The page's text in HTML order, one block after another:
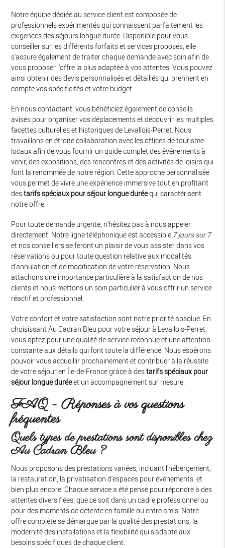
Notre équipe dédiée au service client est composée de
professionnels expérimentés qui connaissent parfaitement les
exigences des séjours longue durée. Disponible pour vous
conseiller sur les différents forfaits et services proposés, elle
s'assure également de traiter chaque demande avec soin afin de
vous proposer l'offre la plus adaptée à vos attentes. Vous pouvez
ainsi obtenir des devis personnalisés et détaillés qui prennent en
compte vos spécificités et votre budget.
En nous contactant, vous bénéficiez également de conseils
avisés pour organiser vos déplacements et découvrir les multiples
facettes culturelles et historiques de Levallois-Perret. Nous
travaillons en étroite collaboration avec les offices de tourisme
locaux afin de vous fournir un guide complet des événements à
venir, des expositions, des rencontres et des activités de loisirs qui
font la renommée de notre région. Cette approche personnalisée
vous permet de vivre une expérience immersive tout en profitant
destarifs spéciaux pour séjour longue duréequi caractérisent
notre offre.
Pour toute demande urgente, n'hésitez pas à nous appeler
directement. Notre ligne téléphonique est accessible 7 jours sur 7
et nos conseillers se feront un plaisir de vous assister dans vos
réservations ou pour toute question relative aux modalités
d'annulation et de modification de votre réservation. Nous
attachons une importance particulière à la satisfaction de nos
clients et nous mettons un soin particulier à vous offrir un service
réactif et professionnel.
Votre confort et votre satisfaction sont notre priorité absolue. En
choisissant Au Cadran Bleu pour votre séjour à Levallois-Perret,
vous optez pour une qualité de service reconnue et une attention
constante aux détails qui font toute la différence. Nous espérons
pouvoir vous accueillir prochainement et contribuer à la réussite
de votre séjour en Île-de-France grâce à destarifs spéciaux pour
séjour longue duréeet un accompagnement sur mesure.
FAQ - Réponses à vos questions
fréquentes
Quels types de prestations sont disponibles chez
Au Cadran Bleu ?
Nous proposons des prestations variées, incluant l'hébergement,
la restauration, la privatisation d'espaces pour événements, et
bien plus encore. Chaque service a été pensé pour répondre à des
attentes diversifiées, que ce soit dans un cadre professionnel ou
pour des moments de détente en famille ou entre amis. Notre
offre complète se démarque par la qualité des prestations, la
modernité des installations et la flexibilité qui s'adapte aux
besoins spécifiques de chaque client.